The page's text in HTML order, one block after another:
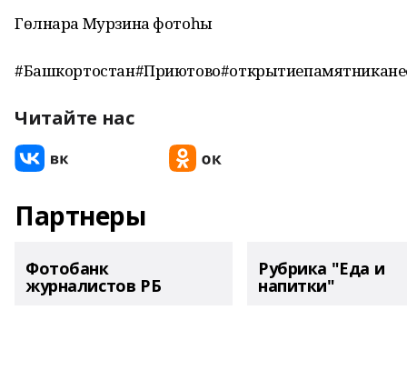
Гөлнара Мурзина фотоһы
Читайте нас
Партнеры
Фотобанк
журналистов РБ
Рубрика "Еда и
напитки"